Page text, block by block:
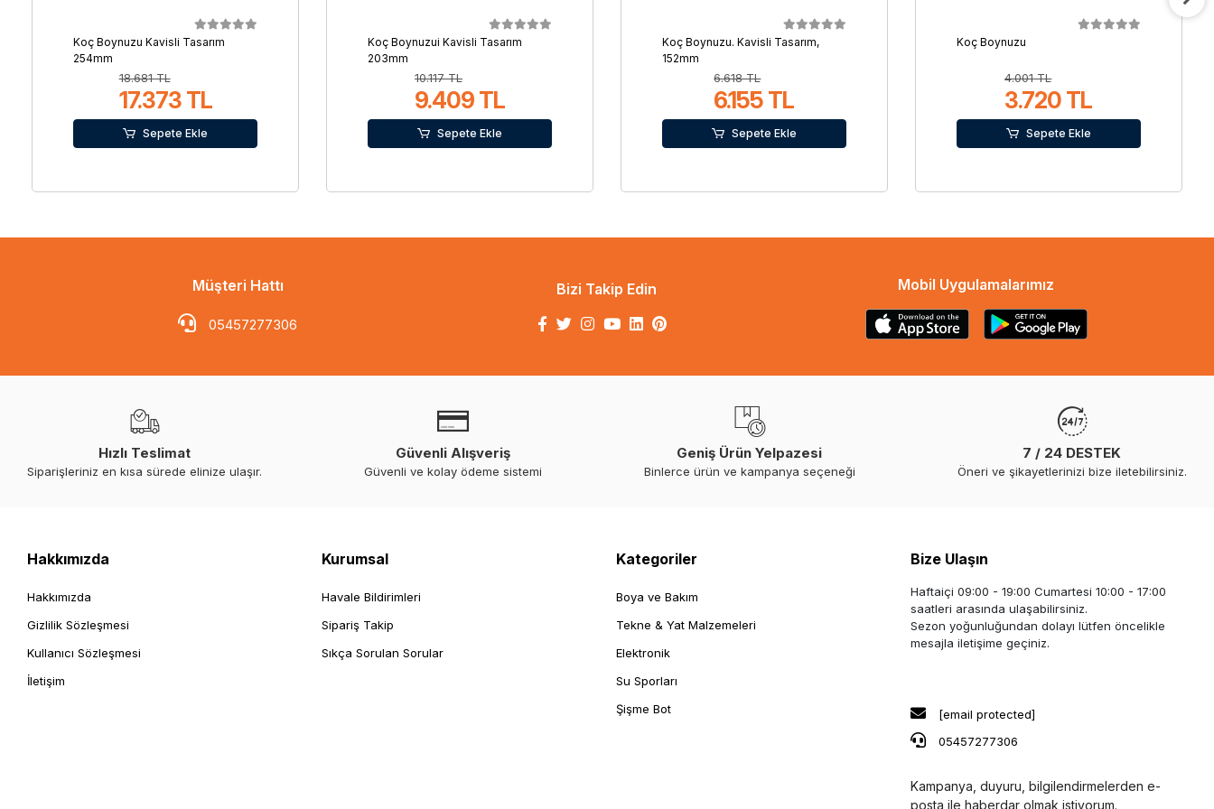
Koç Boynuzu Kavisli Tasarım
254mm
18.681 TL
17.373 TL
Sepete Ekle
Koç Boynuzui Kavisli Tasarım
203mm
10.117 TL
9.409 TL
Sepete Ekle
Koç Boynuzu. Kavisli Tasarım,
152mm
6.618 TL
6.155 TL
Sepete Ekle
Koç Boynuzu
4.001 TL
3.720 TL
Sepete Ekle
Müşteri Hattı
05457277306
Bizi Takip Edin Mobil Uygulamalarımız
Hızlı Teslimat
Siparişleriniz en kısa sürede elinize ulaşır.
Güvenli Alışveriş
Güvenli ve kolay ödeme sistemi
Geniş Ürün Yelpazesi
Binlerce ürün ve kampanya seçeneği
7 / 24 DESTEK
Öneri ve şikayetlerinizi bize iletebilirsiniz.
Hakkımızda
Hakkımızda
Gizlilik Sözleşmesi
Kullanıcı Sözleşmesi
İletişim
Kurumsal
Havale Bildirimleri
Sipariş Takip
Sıkça Sorulan Sorular
Kategoriler
Boya ve Bakım
Tekne & Yat Malzemeleri
Elektronik
Su Sporları
Şişme Bot
Bize Ulaşın
Haftaiçi 09:00 - 19:00 Cumartesi 10:00 - 17:00
saatleri arasında ulaşabilirsiniz.
Sezon yoğunluğundan dolayı lütfen öncelikle
mesajla iletişime geçiniz.
[email protected]
05457277306
Kampanya, duyuru, bilgilendirmelerden e-
posta ile haberdar olmak istiyorum.